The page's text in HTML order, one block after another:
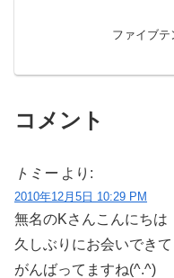
ファイブ
コメント
トミー より:
2010年12月5日 10:29 PM
無名のKさんこんにちは
久しぶりにお会いできて
がんばってますね(^.^)